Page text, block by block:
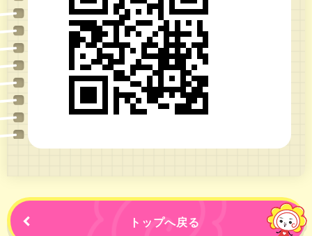
トップへ戻る